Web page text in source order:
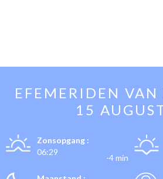
EFEMERIDEN VAN
15
Zonsopgang :
06:29
-4 min